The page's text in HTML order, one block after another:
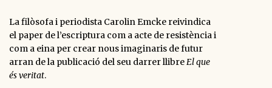
La filòsofa i periodista Carolin Emcke reivindica
el paper de l’escriptura com a acte de resistència i
com a eina per crear nous imaginaris de futur
arran de la publicació del seu darrer llibreEl que
és veritat.